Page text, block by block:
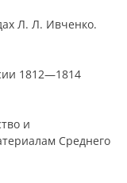
Л. Л. Ивченко.
1812—1814
и
Среднего